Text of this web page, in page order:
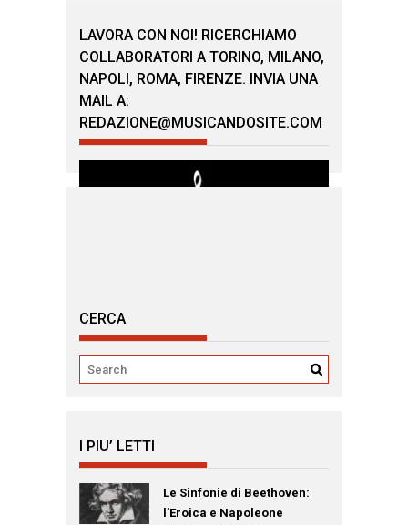
LAVORA CON NOI! RICERCHIAMO
COLLABORATORI A TORINO, MILANO,
NAPOLI, ROMA, FIRENZE. INVIA UNA
MAIL A:
REDAZIONE@MUSICANDOSITE.COM
CERCA
I PIU’ LETTI
Le Sinfonie di Beethoven:
l’Eroica e Napoleone